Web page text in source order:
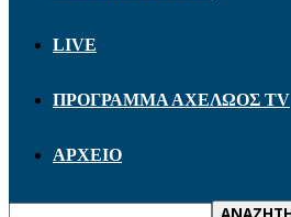
LIVE
ΠΡΟΓΡΑΜΜΑ ΑΧΕΛΩΟΣ TV
ΑΡΧΕΙΟ